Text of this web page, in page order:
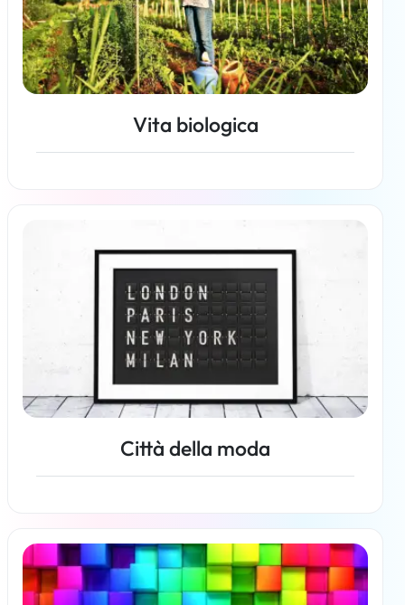
Vita biologica
Per saperne di più
Città della moda
Per saperne di più